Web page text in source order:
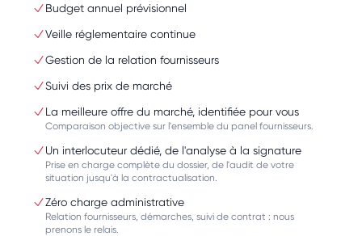
Budget annuel prévisionnel
Veille réglementaire continue
Gestion de la relation fournisseurs
Suivi des prix de marché
La meilleure offre du marché, identifiée pour vous
Comparaison objective sur l'ensemble du panel fournisseurs.
Un interlocuteur dédié, de l'analyse à la signature
Prise en charge complète du dossier, de l'audit de votre
situation jusqu'à la contractualisation.
Zéro charge administrative
Relation fournisseurs, démarches, suivi de contrat : nous
prenons le relais.